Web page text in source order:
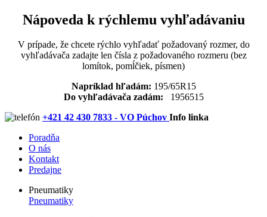
Nápoveda k rýchlemu vyhľadávaniu
V prípade, že chcete rýchlo vyhľadať požadovaný rozmer, do
vyhľadávača zadajte len čísla z požadovaného rozmeru (bez
lomítok, pomĺčiek, písmen)
Napríklad hľadám: 195/65R15
Do vyhľadávača zadám: 1956515
+421 42 430 7833 - VO Púchov Info linka
Poradňa
O nás
Kontakt
Predajne
Pneumatiky
Pneumatiky